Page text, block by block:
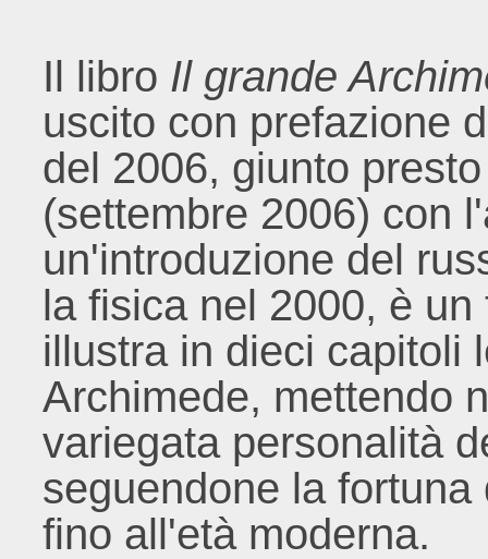
Il libro Il grande
uscito con prefazione
del 2006, giunto
(settembre 2006) con
un'introduzione del
la fisica nel 2000, è
illustra in dieci capitoli
Archimede, mettendo
variegata personalità
seguendone la
fino all'età moderna.